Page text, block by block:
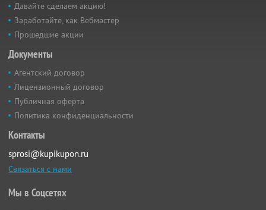
Давайте сделаем акцию!
Заработайте, как Вебмастер
Прошедшие акции
Документы
Агентский договор
Лицензионный договор
Публичная оферта
Политика конфиденциальности
Контакты
sprosi@kupikupon.ru
Связаться с нами
Мы в Соцсетях